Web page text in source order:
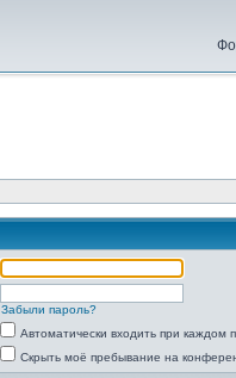
Забыли пароль?
Автоматически входить при каждом
Скрыть моё пребывание на